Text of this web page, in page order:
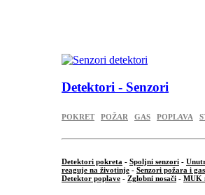
Detektori - Senzori
POKRET POŽAR GAS POPLAVA
Detektori pokreta - Spoljni senzori -
reaguje na životinje - Senzori požara i
Detektor poplave - Zglobni nosači - MUK